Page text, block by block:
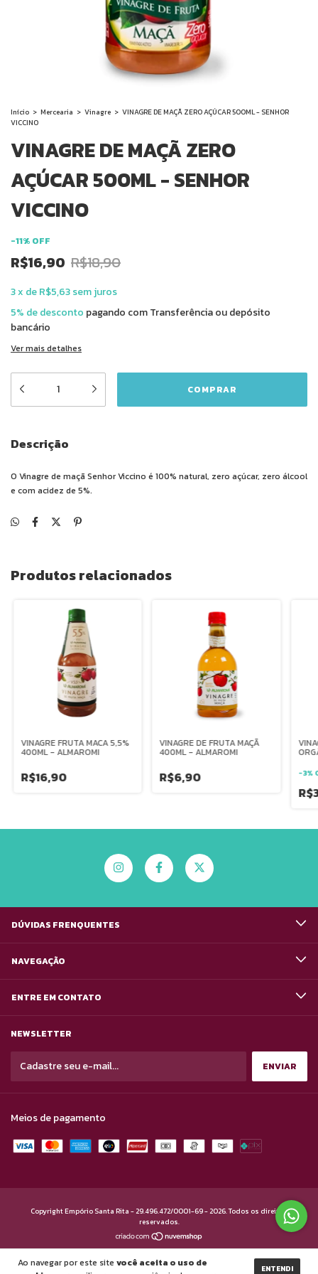
Ao navegar por este site você aceita o uso de
ENTENDI
Início > Mercearia > Vinagre > VINAGRE DE MAÇÃ ZERO AÇÚCAR 500ML - SENHOR
VICCINO
VINAGRE DE MAÇÃ ZERO
AÇÚCAR 500ML - SENHOR
VICCINO
-11% OFF
R$16,90 R$18,90
3x deR$5,63sem juros
5% de desconto pagando com Transferência ou depósito
bancário
Ver mais detalhes
Descrição
O Vinagre de maçã Senhor Viccino é 100% natural, zero açúcar, zero álcool
e com acidez de 5%.
Produtos relacionados
VINAGRE FRUTA MACA 5,5%
400ML - ALMAROMI
R$16,90
VINAGRE DE FRUTA MAÇÃ
400ML - ALMAROMI
R$6,90 -3%
DÚVIDAS FRENQUENTES
NAVEGAÇÃO
ENTRE EM CONTATO
NEWSLETTER
Meios de pagamento
Copyright Empório Santa Rita - 29.496.472/0001-69 - 2026. Todos os direitos
reservados.